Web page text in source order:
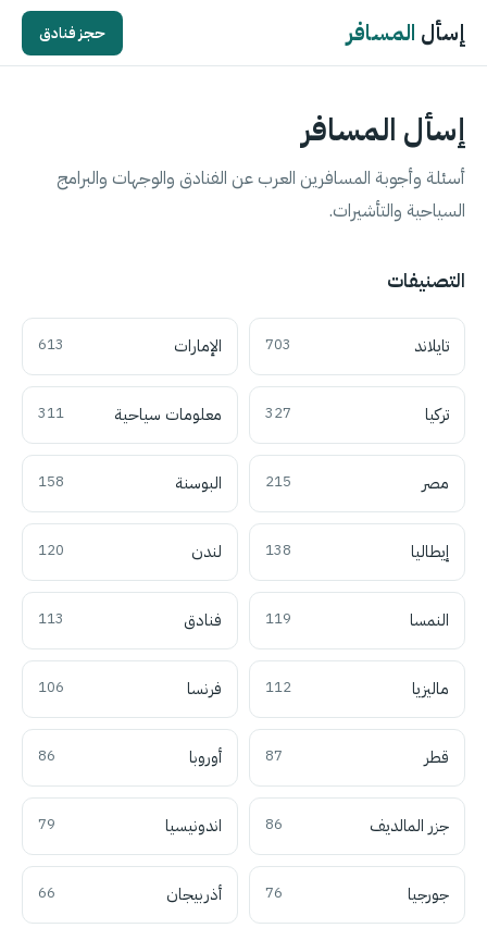
إسأل المسافر حجز فنادق
إسأل المسافر
أسئلة وأجوبة المسافرين العرب عن الفنادق والوجهات والبرامج
السياحية والتأشيرات.
التصنيفات
تايلاند 703 الإمارات 613
تركيا 327 معلومات سياحية 311
مصر 215 البوسنة 158
إيطاليا 138 لندن 120
النمسا 119 فنادق 113
ماليزيا 112 فرنسا 106
قطر 87 أوروبا 86
جزر المالديف 86 اندونيسيا 79
جورجيا 76 أذربيجان 66